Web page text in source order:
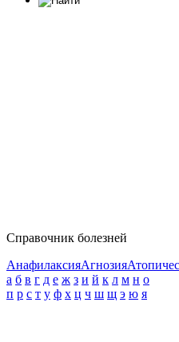
Справочник болезней
АнафилаксияАгнозия
а б в г д е ж з и й к л м н о
п р с т у ф х ц ч ш щ э ю я